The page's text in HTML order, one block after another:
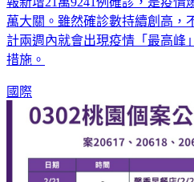
萬大關。雖然確診數持續創高，
計兩週內就會出現疫情「最高峰
措施。
國際